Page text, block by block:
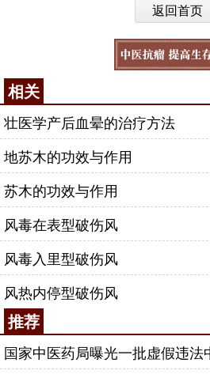
返回首页
相关
壮医学产后血晕的治疗方法
地苏木的功效与作用
苏木的功效与作用
风毒在表型破伤风
风毒入里型破伤风
风热内停型破伤风
推荐
国家中医药局曝光一批虚假违法